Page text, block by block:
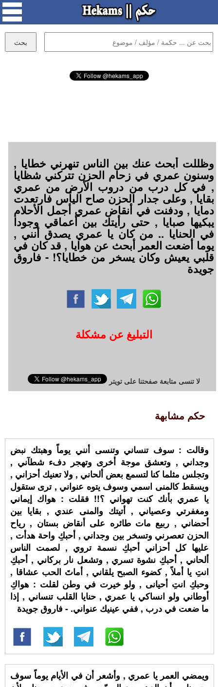
وظللت أبحث عنك بين الناس تنهرني خطايا ,
وسنون عمري في زحام الحزن تتركني شظايا
, في كل درب من دروب الأرض من عمري
بقايا , وعلى جدار الحزن صاح اليأس فارتعدت
دمايا , ودفنت في أنقاض عمري أجمل الأحلام
يبكيها صبايا , حتى رأيتك بين أعماقي وجودا
في الحنايا .. من كان يا عمري يصدق أنني ,
يوما أضعت العمر أبحث عن هوايا , قد كان في
قلبي يعيش وكان يسخر من خطايا؟! - فاروق
جويدة
التبليغ عن مشكلة
لا تنسى متابعة صفحتنا على تويتر
حكم مشابهة
وقالت : سوف تنساني وتنسى أنني يوماً وهبتك نبض
وجداني , وتعشق موجة أخرى وتهجر دفء شطآني ,
وتجلس مثلما كنا لتسمع بعض ألحاني , ولا تعنيك أحزاني ,
ويسقط كالمنى اسمي وسوف يتوه عنواني , ترى ستقول
يا عمري بأنك كنت تهواني ؟!! فقلت : هواك إيماني
ومغفرتي وعصياني , أتيتك والمنى عندي , بقايا بين
أحضاني , ربيع مات طائره على أنقاض بستان , رياح
الحزن تعصرني وتسخر بين وجداني , أحبكِ واحة هدأت ,
عليها كل أحزاني أحبكِ نسمة تروي , لصمت الناس
ألحاني , أحبكِ نشوة تسري , وتشعل نار بركاني , أحبكِ
انتِ يا أملاً , كضوء الصبح يلقاني , أماتَ الحب عشاقا ,
وحبكِ انتِ أحيانى , ولو خيرت في وطن لقلت : هواكِ
أوطاني ولو انساكي يا عمري , حنايا القلب تنساني , إذا
ما ضعت في درب , ففي عينيك عنواني. - فاروق جويدة
ويمضي العمر يا عمري , وأشعر أن في الأيام يوماً سوف